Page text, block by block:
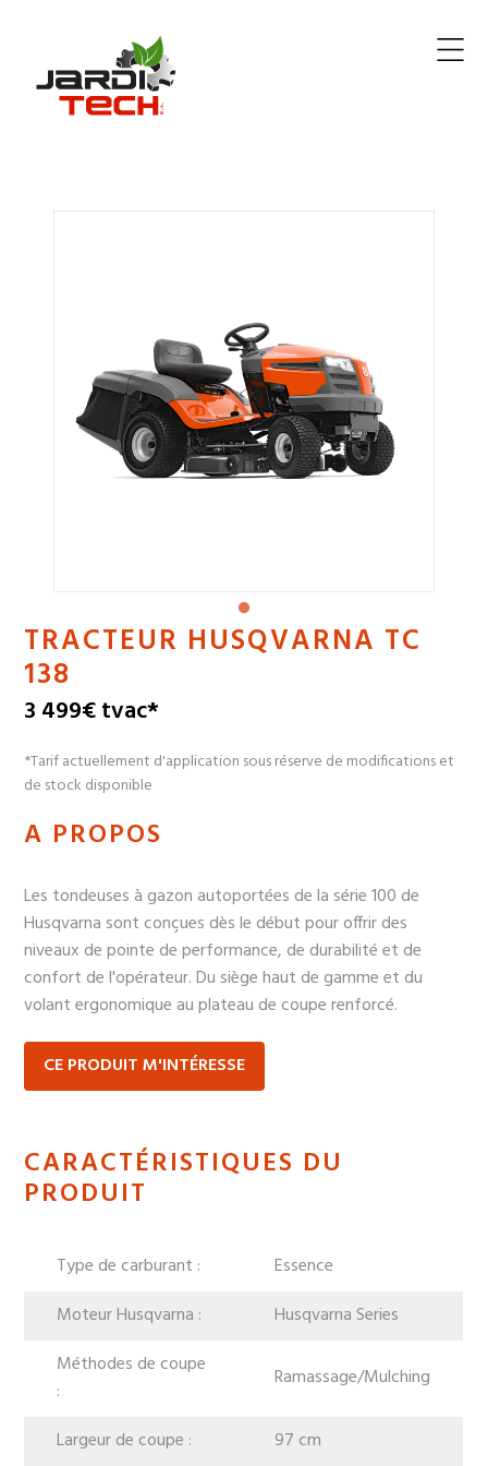
Jarditech
TRACTEUR HUSQVARNA TC
138
3 499€ tvac*
*Tarif actuellement d'application sous réserve de modifications et
de stock disponible
A PROPOS
Les tondeuses à gazon autoportées de la série 100 de
Husqvarna sont conçues dès le début pour offrir des
niveaux de pointe de performance, de durabilité et de
confort de l'opérateur. Du siège haut de gamme et du
volant ergonomique au plateau de coupe renforcé.
CE PRODUIT M'INTÉRESSE
CARACTÉRISTIQUES DU
PRODUIT
Type de carburant :
Essence
Moteur Husqvarna :
Husqvarna Series
Méthodes de coupe
:
Ramassage/Mulching
Largeur de coupe : 97 cm